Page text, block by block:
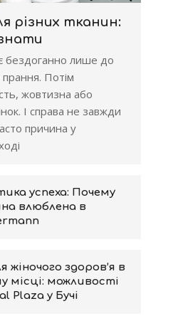
різних тканин:
бездоганно лише до
Потім
жовтизна або
І справа не завжди
причина у
успеха: Почему
влюблена в
жіночого здоров’я в
місці: можливості
Plaza у Бучі